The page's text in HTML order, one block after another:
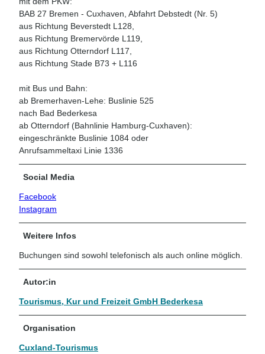
BAB 27 Bremen - Cuxhaven, Abfahrt Debstedt (Nr. 5)
aus Richtung Beverstedt L128,
aus Richtung Bremervörde L119,
aus Richtung Otterndorf L117,
aus Richtung Stade B73 + L116
mit Bus und Bahn:
ab Bremerhaven-Lehe: Buslinie 525
nach Bad Bederkesa
ab Otterndorf (Bahnlinie Hamburg-Cuxhaven):
eingeschränkte Buslinie 1084 oder
Anrufsammeltaxi Linie 1336
Social Media
Facebook
Instagram
Weitere Infos
Buchungen sind sowohl telefonisch als auch online möglich.
Autor:in
Tourismus, Kur und Freizeit GmbH Bederkesa
Organisation
Cuxland-Tourismus